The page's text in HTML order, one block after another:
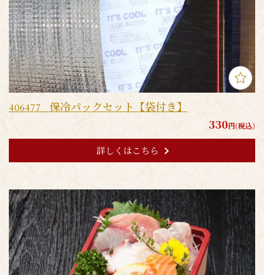
406477 保冷パックセット【袋付き】
330円(税込)
詳しくはこちら